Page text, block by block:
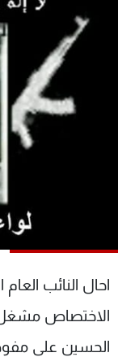
احال النائب
الاختصاص مشغل
الحسين على
إقتصاد
منوعات
كأس العالم
شاهد البرامج
عن MTV
لاعلاناتكم